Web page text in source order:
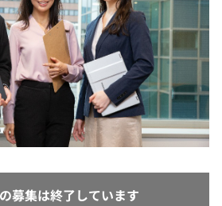
募集は終了しています